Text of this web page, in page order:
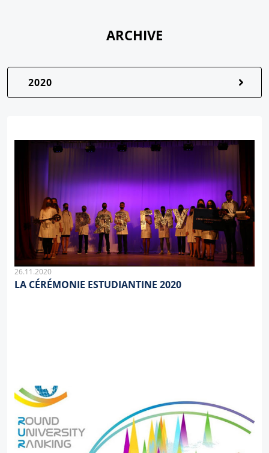
ARCHIVE
2020
26.11.2020
LA CÉRÉMONIE ESTUDIANTINE 2020